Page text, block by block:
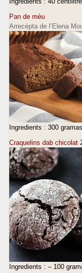
Pan de mèu
Arrecèpta de l’Elena
Ingredients : 300
Craquelins dab chicolat
Ingredients : – 100